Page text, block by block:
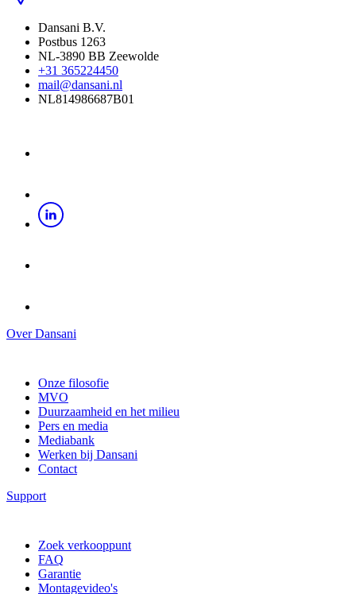
Dansani B.V.
Postbus 1263
NL-3890 BB Zeewolde
+31 365224450
mail@dansani.nl
NL814986687B01
Over Dansani
Onze filosofie
MVO
Duurzaamheid en het milieu
Pers en media
Mediabank
Werken bij Dansani
Contact
Support
Zoek verkooppunt
FAQ
Garantie
Montagevideo's